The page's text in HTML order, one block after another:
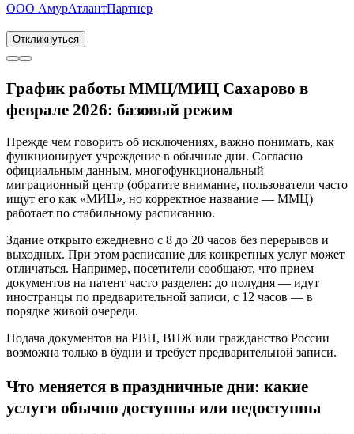
ООО АмурАтлантПартнер
Откликнуться
График работы ММЦ/МИЦ Сахарово в
феврале 2026: базовый режим
Прежде чем говорить об исключениях, важно понимать, как
функционирует учреждение в обычные дни. Согласно
официальным данным, многофункциональный
миграционный центр (обратите внимание, пользователи часто
ищут его как «МИЦ», но корректное название — ММЦ)
работает по стабильному расписанию.
Здание открыто ежедневно с 8 до 20 часов без перерывов и
выходных. При этом расписание для конкретных услуг может
отличаться. Например, посетители сообщают, что прием
документов на патент часто разделен: до полудня — идут
иностранцы по предварительной записи, с 12 часов — в
порядке живой очереди.
Подача документов на РВП, ВНЖ или гражданство России
возможна только в будни и требует предварительной записи.
Что меняется в праздничные дни: какие
услуги обычно доступны или недоступны